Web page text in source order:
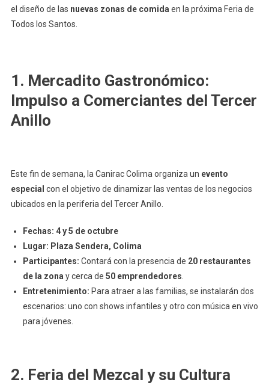
el diseño de las nuevas zonas de comida en la próxima Feria de
Todos los Santos.
1. Mercadito Gastronómico:
Impulso a Comerciantes del Tercer
Anillo
Este fin de semana, la Canirac Colima organiza un evento
especial con el objetivo de dinamizar las ventas de los negocios
ubicados en la periferia del Tercer Anillo.
Fechas: 4 y 5 de octubre
Lugar: Plaza Sendera, Colima
Participantes: Contará con la presencia de 20 restaurantes
de la zona y cerca de 50 emprendedores
Entretenimiento: Para atraer a las familias, se instalarán dos
escenarios: uno con shows infantiles y otro con música en vivo
para jóvenes.
2. Feria del Mezcal y su Cultura